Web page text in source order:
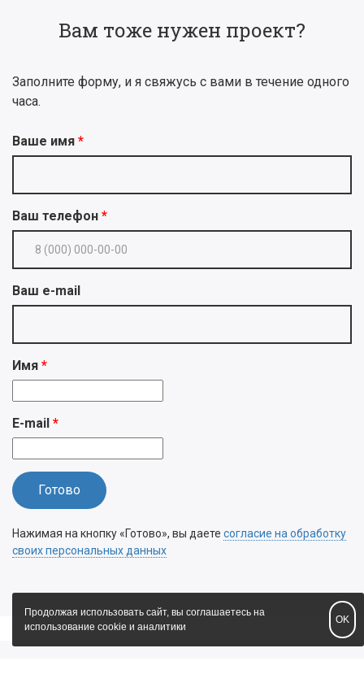
Вам тоже нужен проект?
Заполните форму, и я свяжусь с вами в течение одного
часа.
Ваше имя
Ваш телефон
Ваш e-mail
Имя
E-mail
Нажимая на кнопку «Готово», вы даете согласие на обработку
своих персональных данных
Продолжая использовать сайт, вы соглашаетесь на
использование cookie и аналитики
OK